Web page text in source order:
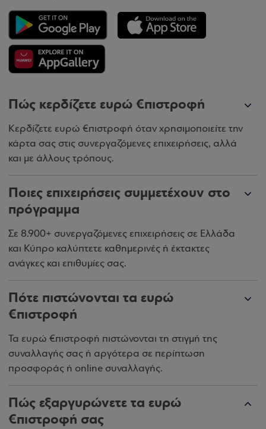
Πώς κερδίζετε ευρώ €πιστροφή
Κερδίζετε ευρώ €πιστροφή όταν χρησιμοποιείτε την
κάρτα σας στις συνεργαζόμενες επιχειρήσεις, αλλά
και με άλλους τρόπους.
Ποιες επιχειρήσεις συμμετέχουν στο
πρόγραμμα
Σε 8.900+ συνεργαζόμενες επιχειρήσεις σε Ελλάδα
και Κύπρο καλύπτετε καθημερινές ή έκτακτες
ανάγκες και επιθυμίες σας.
Πότε πιστώνονται τα ευρώ
€πιστροφή
Τα ευρώ €πιστροφή πιστώνονται τη στιγμή της
συναλλαγής σας ή αργότερα σε περίπτωση
προσφοράς ή online συναλλαγής.
Πώς εξαργυρώνετε τα ευρώ
€πιστροφή σας